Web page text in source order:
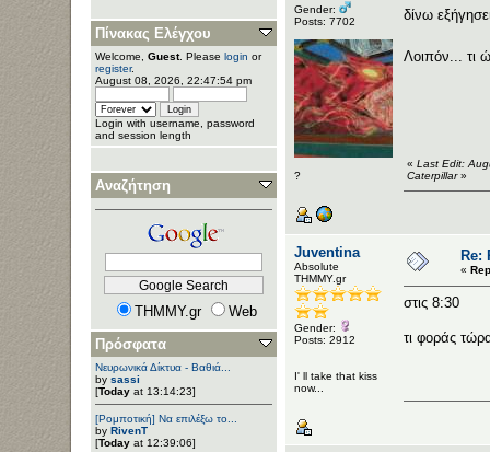
Πίνακας Ελέγχου
Welcome, Guest. Please login or
register.
August 08, 2026, 22:47:54 pm
Login with username, password
and session length
Αναζήτηση
THMMY.gr
Web
Πρόσφατα
Νευρωνικά Δίκτυα - Βαθιά...
by sassi
[Today at 13:14:23]
[Ρομποτική] Να επιλέξω το...
by RivenT
[Today at 12:39:06]
Gender:
Posts: 7702
?
δίνω
Λοιπόν... τι
« Last Edit:
Caterpillar»
Juventina
Αbsolute
ΤΗΜΜΥ.gr
Gender:
Posts: 2912
I' ll take that kiss
now...
Re:
«
στις 8:30
τι φοράς